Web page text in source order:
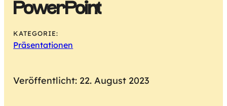
PowerPoint
KATEGORIE:
Präsentationen
Veröffentlicht: 22. August 2023